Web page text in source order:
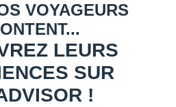
VOYAGEURS
LEURS
SUR
!